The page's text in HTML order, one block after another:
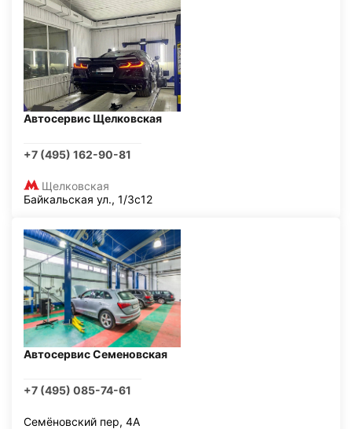
Автосервис Щелковская
+7 (495) 162-90-81
Щелковская
Байкальская ул., 1/3с12
Автосервис Семеновская
+7 (495) 085-74-61
Семёновский пер, 4А